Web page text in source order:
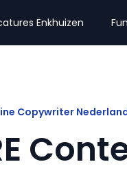
Enkhuizen
Copywriter